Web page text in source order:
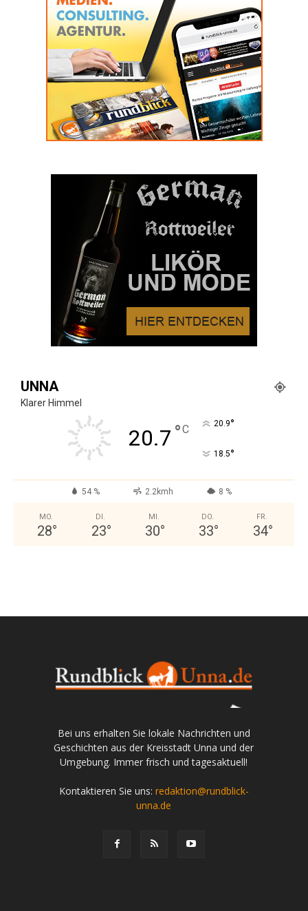
UNNA
Klarer Himmel
20.7 °C 20.9°
18.5°
54 % 2.2kmh 8 %
MO.
28°
DI.
23°
MI.
30°
DO.
33°
FR.
34°
Bei uns erhalten Sie lokale Nachrichten und
Geschichten aus der Kreisstadt Unna und der
Umgebung. Immer frisch und tagesaktuell!
Kontaktieren Sie uns: redaktion@rundblick-
unna.de